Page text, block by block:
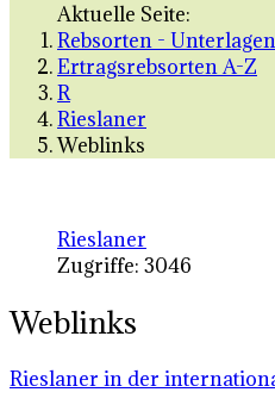
Aktuelle Seite:
Rebsorten -
Ertragsrebsorten A-Z
R
Rieslaner
Weblinks
Rieslaner
Zugriffe: 3046
Weblinks
Rieslaner in der